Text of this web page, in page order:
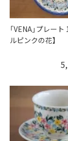
「VENA」プレー
ルピンクの花】